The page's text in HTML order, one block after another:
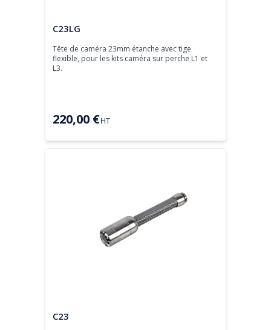
Tête de caméra
C23LG
Tête de caméra 23mm étanche avec tige
flexible, pour les kits caméra sur perche L1 et
L3.
220,00 €HT
Tête de caméra
C23